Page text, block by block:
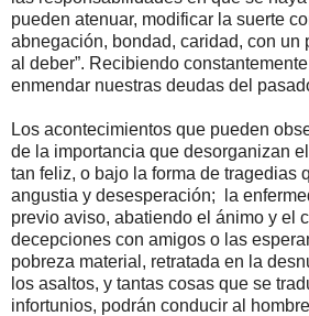
pueden atenuar, modificar la suerte
abnegación, bondad, caridad, con un
al deber”. Recibiendo
enmendar nuestras deudas del
Los acontecimientos que pueden
de la importancia que desorganizan
tan feliz, o bajo la forma de tragedias
angustia y desesperación; la
previo aviso, abatiendo el ánimo y el
decepciones con amigos o las
pobreza material, retratada en la
los asaltos, y tantas cosas que se
infortunios, podrán conducir al